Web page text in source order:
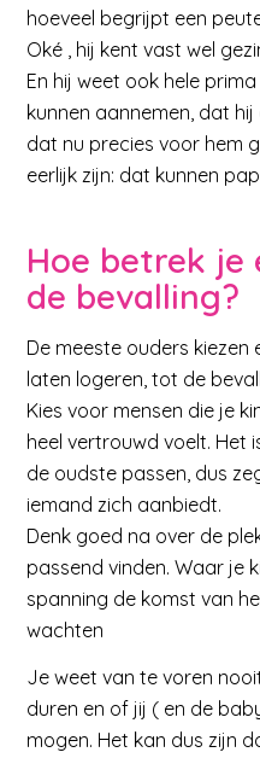
hoeveel begrijpt een
Oké , hij kent vast wel
En hij weet ook hele
kunnen aannemen, dat
dat nu precies voor hem
eerlijk zijn: dat kunnen
Hoe betrek je
de bevalling?
De meeste ouders
laten logeren, tot de
Kies voor mensen die je
heel vertrouwd voelt. Het
de oudste passen, dus
iemand zich aanbiedt.
Denk goed na over de
passend vinden. Waar je
spanning de komst van
wachten
Je weet van te voren
duren en of jij ( en de
mogen. Het kan dus zijn